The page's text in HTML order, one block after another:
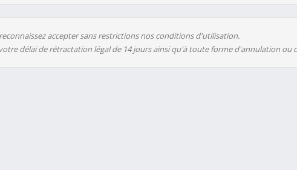
accepter sans restrictions nos conditions d'utilisation.
délai de rétractation légal de 14 jours ainsi qu'à toute forme d'annulation ou